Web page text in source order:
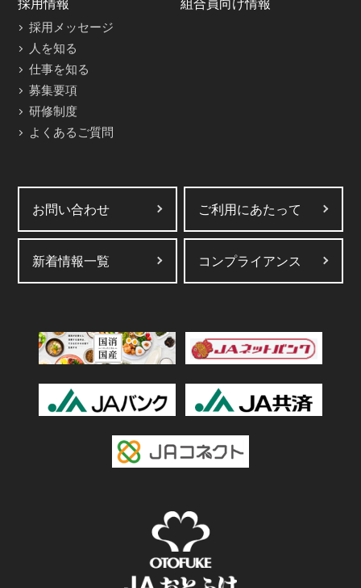
採用情報
採用メッセージ
人を知る
仕事を知る
募集要項
研修制度
よくあるご質問
組合員向け情報
お問い合わせ ご利用にあたって
新着情報一覧 コンプライアンス